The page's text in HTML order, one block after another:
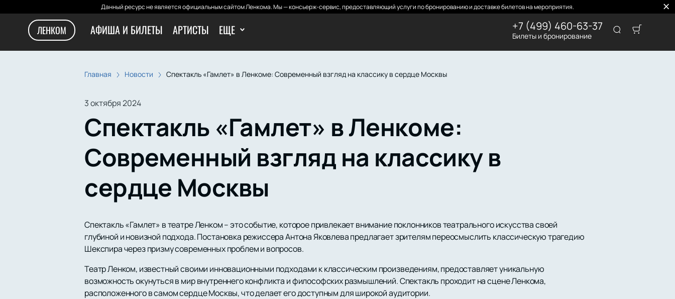
Данный ресурс не является официальным сайтом Ленкома. Мы — консьерж-сервис, предоставляющий услуги по бронированию и доставке билетов на мероприятия.
ЛЕНКОМ АФИША И БИЛЕТЫ АРТИСТЫ ЕЩЕ +7 (499) 460-63-37
Билеты и бронирование
Главная Новости Спектакль «Гамлет» в Ленкоме: Современный взгляд на классику в сердце Москвы
3 октября 2024
Спектакль «Гамлет» в Ленкоме:
Современный взгляд на классику в
сердце Москвы
Спектакль «Гамлет» в театре Ленком – это событие, которое привлекает внимание поклонников театрального искусства своей
глубиной и новизной подхода. Постановка режиссера Антона Яковлева предлагает зрителям переосмыслить классическую трагедию
Шекспира через призму современных проблем и вопросов.
Театр Ленком, известный своими инновационными подходами к классическим произведениям, предоставляет уникальную
возможность окунуться в мир внутреннего конфликта и философских размышлений. Спектакль проходит на сцене Ленкома,
расположенного в самом сердце Москвы, что делает его доступным для широкой аудитории.